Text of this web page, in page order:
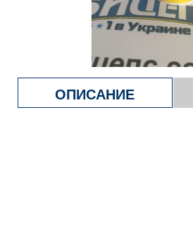
ОПИСАНИЕ